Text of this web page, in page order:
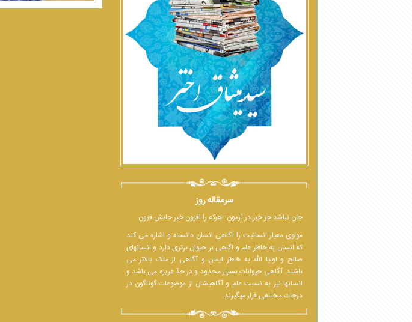
سرمقاله روز
جان نباشد جز خبر در آزمون--هرکه را افزون خبر جانش فزون
مولوی معیار انسانیت را آگاهی انسان دانسته و اشاره می کند
که انسان به خاطر علم و اگاهی بر حیوان برتری دارد و انسانهای
صالح و اولیا الله به خاطر ایمان و آگاهی از ملک بالاتر می
باشند. آگاهی حیوانات بسیار محدود و در حدّ غریزه می باشد و
انسانها نیز به نسبت علم و آگاهیشان از موضوعات گوناگون در
درجات مختلفی قرار میگیرند.